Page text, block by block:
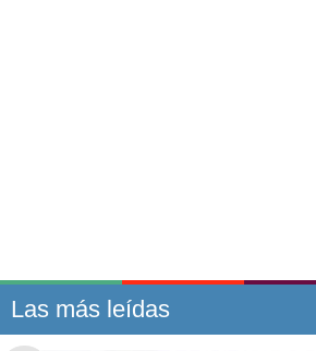
Las más leídas